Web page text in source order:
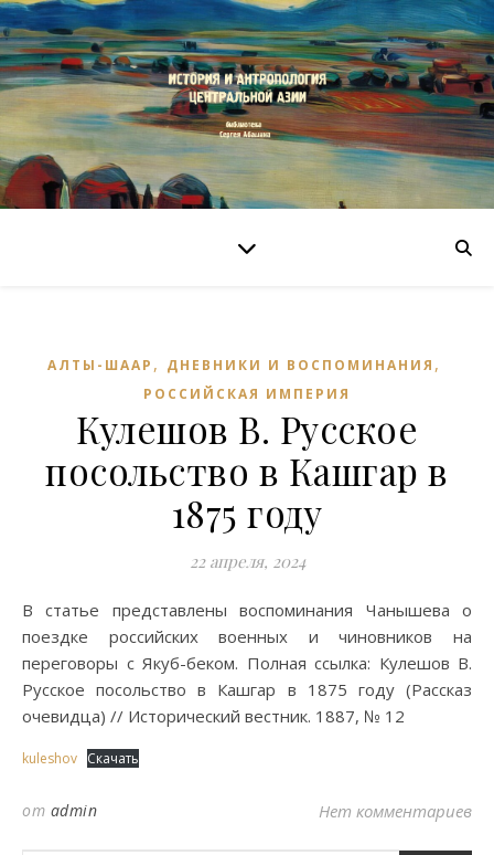
АЛТЫ-ШААР , ДНЕВНИКИ И ВОСПОМИНАНИЯ ,
РОССИЙСКАЯ ИМПЕРИЯ
Кулешов В. Русское
посольство в Кашгар в
1875 году
22 апреля, 2024
В статье представлены воспоминания Чанышева о
поездке российских военных и чиновников на
переговоры с Якуб-беком. Полная ссылка: Кулешов В.
Русское посольство в Кашгар в 1875 году (Рассказ
очевидца) // Исторический вестник. 1887, № 12
kuleshov Скачать
от admin Нет комментариев